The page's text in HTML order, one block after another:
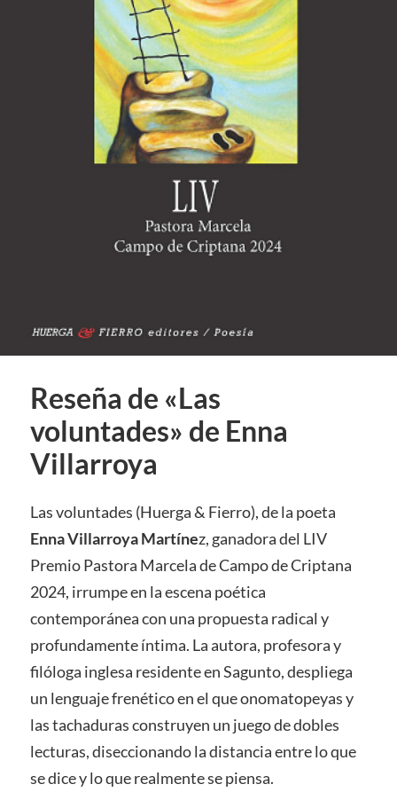
Reseña de «Las
voluntades» de Enna
Villarroya
Las voluntades (Huerga & Fierro), de la poeta
Enna Villarroya Martínez, ganadora del LIV
Premio Pastora Marcela de Campo de Criptana
2024, irrumpe en la escena poética
contemporánea con una propuesta radical y
profundamente íntima. La autora, profesora y
filóloga inglesa residente en Sagunto, despliega
un lenguaje frenético en el que onomatopeyas y
las tachaduras construyen un juego de dobles
lecturas, diseccionando la distancia entre lo que
se dice y lo que realmente se piensa.